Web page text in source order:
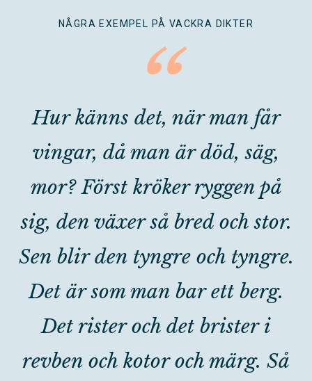
NÅGRA EXEMPEL PÅ VACKRA DIKTER
“
Hur känns det, när man får
vingar, då man är död, säg,
mor? Först kröker ryggen på
sig, den växer så bred och stor.
Sen blir den tyngre och tyngre.
Det är som man bar ett berg.
Det rister och det brister i
revben och kotor och märg. Så